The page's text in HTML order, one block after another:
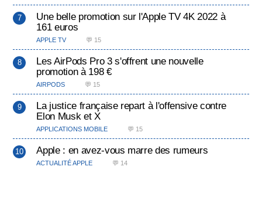
Une belle promotion sur l'Apple TV 4K 2022 à
161 euros
APPLE TV 💬 15
Les AirPods Pro 3 s'offrent une nouvelle
promotion à 198 €
AIRPODS 💬 15
La justice française repart à l'offensive contre
Elon Musk et X
APPLICATIONS MOBILE 💬 15
Apple : en avez-vous marre des rumeurs
ACTUALITÉ APPLE 💬 14